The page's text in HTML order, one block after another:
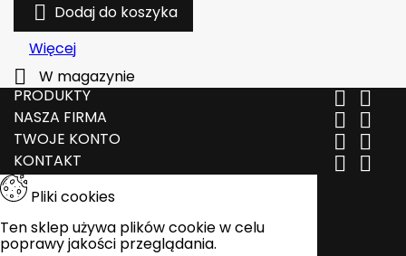
 Dodaj do koszyka
Więcej

W magazynie
PRODUKTY
 
NASZA FIRMA  
TWOJE KONTO  
KONTAKT  
Pliki cookies
Ten sklep używa plików cookie w celu
poprawy jakości przeglądania.